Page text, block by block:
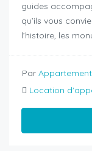
guides
qu’ils vous
l’histoire, les
Par
Location